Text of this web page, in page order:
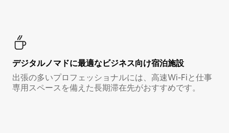
デジタルノマド⁠に最⁠適⁠なビ⁠ジ⁠ネ⁠ス⁠向⁠け宿⁠泊⁠施⁠設
出張の多いプロフェッショナルには、高速Wi-Fiと仕事
専用スペースを備えた長期滞在先がおすすめです。